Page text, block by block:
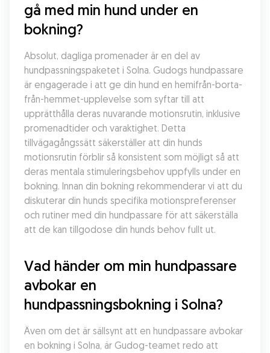
gå med min hund under en
bokning?
Absolut, dagliga promenader är en del av
hundpassningspaketet i Solna. Gudogs hundpassare
är engagerade i att ge din hund en hemifrån-borta-
från-hemmet-upplevelse som syftar till att
upprätthålla deras nuvarande motionsrutin, inklusive
promenadtider och varaktighet. Detta
tillvägagångssätt säkerställer att din hunds
motionsrutin förblir så konsistent som möjligt så att
deras mentala stimuleringsbehov uppfylls under en
bokning. Innan din bokning rekommenderar vi att du
diskuterar din hunds specifika motionspreferenser
och rutiner med din hundpassare för att säkerställa
att de kan tillgodose din hunds behov fullt ut.
Vad händer om min hundpassare
avbokar en
hundpassningsbokning i Solna?
Även om det är sällsynt att en hundpassare avbokar
en bokning i Solna, är Gudog-teamet redo att